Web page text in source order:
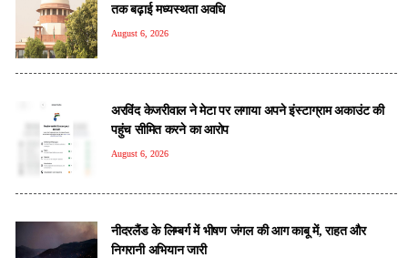
तक बढ़ाई मध्यस्थता अवधि
August 6, 2026
अरविंद केजरीवाल ने मेटा पर लगाया अपने इंस्टाग्राम अकाउंट की
पहुंच सीमित करने का आरोप
August 6, 2026
नीदरलैंड के लिम्बर्ग में भीषण जंगल की आग काबू में, राहत और
निगरानी अभियान जारी